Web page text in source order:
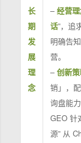
长
期
发
展
理
念
–经营
话”，追
明确告
营。
–创新
销」，
询盘能
GEO 针
源” 从